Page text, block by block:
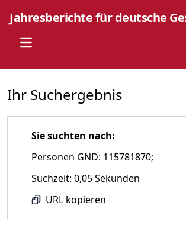
Jahresberichte für deutsche
Open main menu
Ihr Suchergebnis
Sie suchten nach:
Personen GND: 115781870;
Suchzeit: 0,05 Sekunden
URL kopieren